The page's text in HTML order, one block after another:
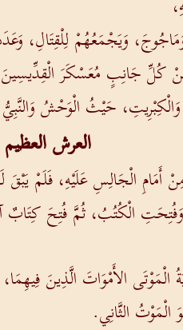
وَيَجْمَعُهُمْ لِلْقِتَالِ،
جَانِبٍ مُعَسْكَرَ الْقِدِّيسِينَ
حَيْثُ الْوَحْشُ
العرش
الْجَالِسِ عَلَيْهِ، فَلَمْ
وَفُتِحَتِ الْكُتُبُ، ثُمَّ فُتِحَ
الْمَوْتَى الأَمْوَاتَ الَّذِينَ
الثَّانِي.